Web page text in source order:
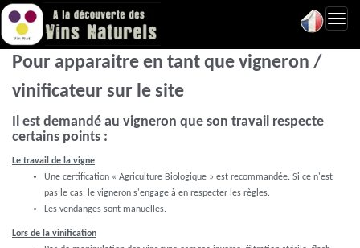
Pour apparaitre en tant que vigneron /
vinificateur sur le site
Il est demandé au vigneron que son travail respecte
certains points :
Le travail de la vigne
Une certification « Agriculture Biologique » est recommandée. Si ce n'est
pas le cas, le vigneron s'engage à en respecter les règles.
Les vendanges sont manuelles.
Lors de la vinification